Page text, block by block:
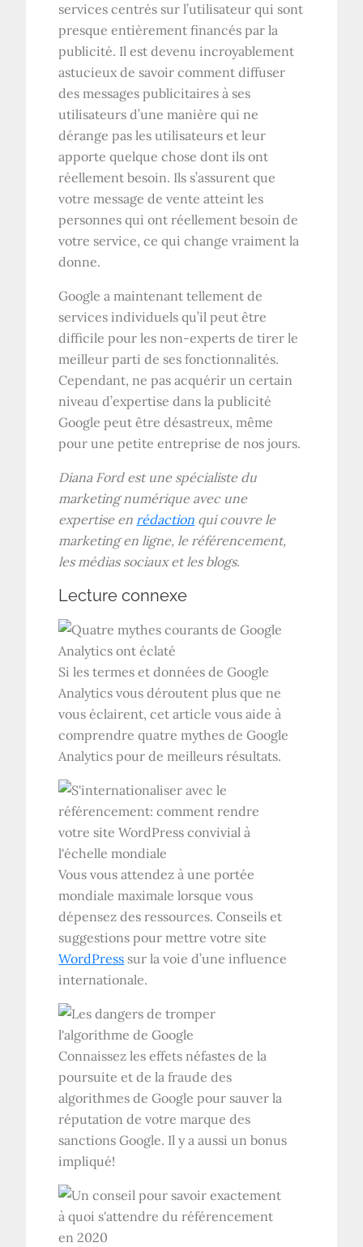
services centrés sur l’utilisateur qui sont
presque entièrement financés par la
publicité. Il est devenu incroyablement
astucieux de savoir comment diffuser
des messages publicitaires à ses
utilisateurs d’une manière qui ne
dérange pas les utilisateurs et leur
apporte quelque chose dont ils ont
réellement besoin. Ils s’assurent que
votre message de vente atteint les
personnes qui ont réellement besoin de
votre service, ce qui change vraiment la
donne.
Google a maintenant tellement de
services individuels qu’il peut être
difficile pour les non-experts de tirer le
meilleur parti de ses fonctionnalités.
Cependant, ne pas acquérir un certain
niveau d’expertise dans la publicité
Google peut être désastreux, même
pour une petite entreprise de nos jours.
Diana Ford est une spécialiste du
marketing numérique avec une
expertise enrédaction qui couvre le
marketing en ligne, le référencement,
les médias sociaux et les blogs.
Lecture connexe
Si les termes et données de Google
Analytics vous déroutent plus que ne
vous éclairent, cet article vous aide à
comprendre quatre mythes de Google
Analytics pour de meilleurs résultats.
Vous vous attendez à une portée
mondiale maximale lorsque vous
dépensez des ressources. Conseils et
suggestions pour mettre votre site
WordPress sur la voie d’une influence
internationale.
Connaissez les effets néfastes de la
poursuite et de la fraude des
algorithmes de Google pour sauver la
réputation de votre marque des
sanctions Google. Il y a aussi un bonus
impliqué!